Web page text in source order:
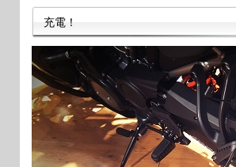
充電！